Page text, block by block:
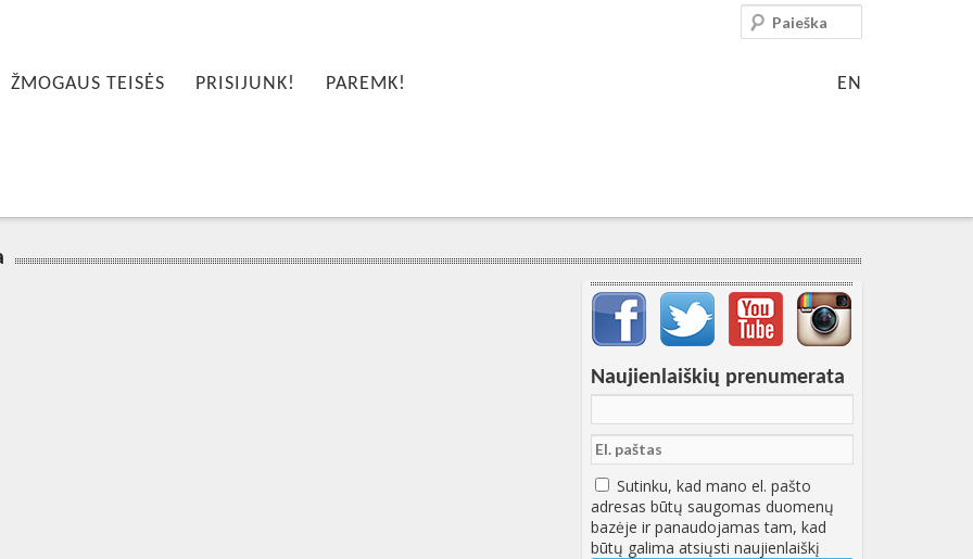
ŽMOGAUS TEISĖS PRISIJUNK! PAREMK! EN
Paieška
Svarbių įrašų meniu
Naujienlaiškių prenumerata
Sutinku, kad mano el. pašto
adresas būtų saugomas duomenų
bazėje ir panaudojamas tam, kad
būtų galima atsiųsti naujienlaiškį